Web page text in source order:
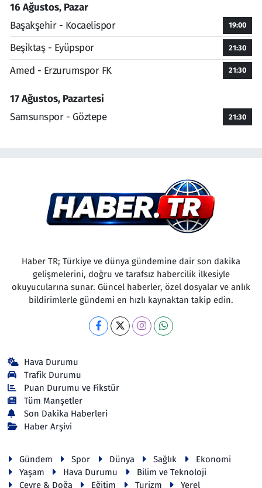
16 Ağustos, Pazar
Başakşehir - Kocaelispor
19:00
Beşiktaş - Eyüpspor 21:30
Amed - Erzurumspor FK 21:30
17 Ağustos, Pazartesi
Samsunspor - Göztepe
21:30
Haber TR; Türkiye ve dünya gündemine dair son dakika
gelişmelerini, doğru ve tarafsız habercilik ilkesiyle
okuyucularına sunar. Güncel haberler, özel dosyalar ve anlık
bildirimlerle gündemi en hızlı kaynaktan takip edin.
Hava Durumu
Trafik Durumu
Puan Durumu ve Fikstür
Tüm Manşetler
Son Dakika Haberleri
Haber Arşivi
Gündem Spor Dünya Sağlık
Ekonomi
Yaşam
Hava Durumu
Bilim ve Teknoloji
Çevre & Doğa
Eğitim Turizm Yerel